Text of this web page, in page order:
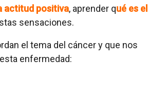
actitud positiva, aprender qué es el
sensaciones.
el tema del cáncer y que nos
enfermedad: